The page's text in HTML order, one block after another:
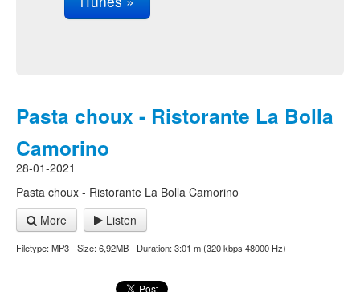
Pasta choux - Ristorante La Bolla
Camorino
28-01-2021
Pasta choux - Ristorante La Bolla Camorino
More
Listen
Filetype: MP3 - Size: 6,92MB - Duration: 3:01 m (320 kbps 48000 Hz)